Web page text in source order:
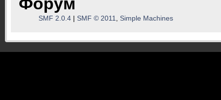
SMF 2.0.4 SMF © 2011 Simple Machines